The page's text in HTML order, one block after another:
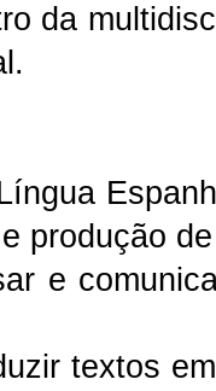
da
produção
e
textos